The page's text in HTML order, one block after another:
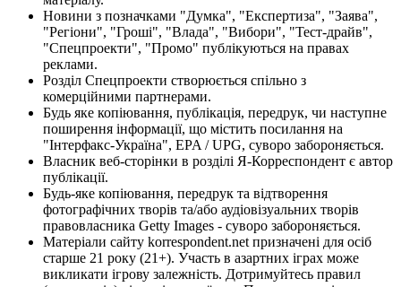
Новини з позначками "Думка", "Експертиза", "Заява",
"Регіони", "Гроші", "Влада", "Вибори", "Тест-драйв",
"Спецпроекти", "Промо" публікуються на правах
реклами.
Розділ Спецпроекти створюється спільно з
комерційними партнерами.
Будь яке копіювання, публікація, передрук, чи наступне
поширення інформації, що містить посилання на
"Інтерфакс-Україна", EPA / UPG, суворо забороняється.
Власник веб-сторінки в розділі Я-Корреспондент є автор
публікації.
Будь-яке копіювання, передрук та відтворення
фотографічних творів та/або аудіовізуальних творів
правовласника Getty Images - суворо забороняється.
Матеріали сайту korrespondent.net призначені для осіб
старше 21 року (21+). Участь в азартних іграх може
викликати ігрову залежність. Дотримуйтесь правил